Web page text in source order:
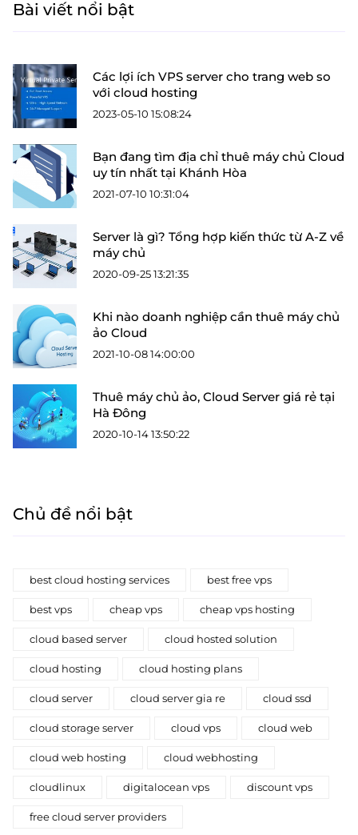
Bài viết nổi bật
Các lợi ích VPS server cho trang web so
với cloud hosting
2023-05-10 15:08:24
Bạn đang tìm địa chỉ thuê máy chủ Cloud
uy tín nhất tại Khánh Hòa
2021-07-10 10:31:04
Server là gì? Tổng hợp kiến thức từ A-Z về
máy chủ
2020-09-25 13:21:35
Khi nào doanh nghiệp cần thuê máy chủ
ảo Cloud
2021-10-08 14:00:00
Thuê máy chủ ảo, Cloud Server giá rẻ tại
Hà Đông
2020-10-14 13:50:22
Chủ đề nổi bật
best cloud hosting services best free vps
best vps cheap vps cheap vps hosting
cloud based server cloud hosted solution
cloud hosting cloud hosting plans
cloud server cloud server gia re cloud ssd
cloud storage server cloud vps cloud web
cloud web hosting cloud webhosting
cloudlinux digitalocean vps discount vps
free cloud server providers